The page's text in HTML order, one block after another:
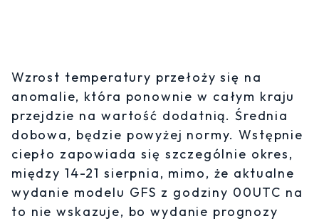
Wzrost temperatury przełoży się na
anomalie, która ponownie w całym kraju
przejdzie na wartość dodatnią. Średnia
dobowa, będzie powyżej normy. Wstępnie
ciepło zapowiada się szczególnie okres,
między 14-21 sierpnia, mimo, że aktualne
wydanie modelu GFS z godziny 00UTC na
to nie wskazuje, bo wydanie prognozy